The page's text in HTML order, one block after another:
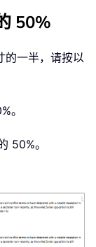
50%
的一半，请按以
。
50%。